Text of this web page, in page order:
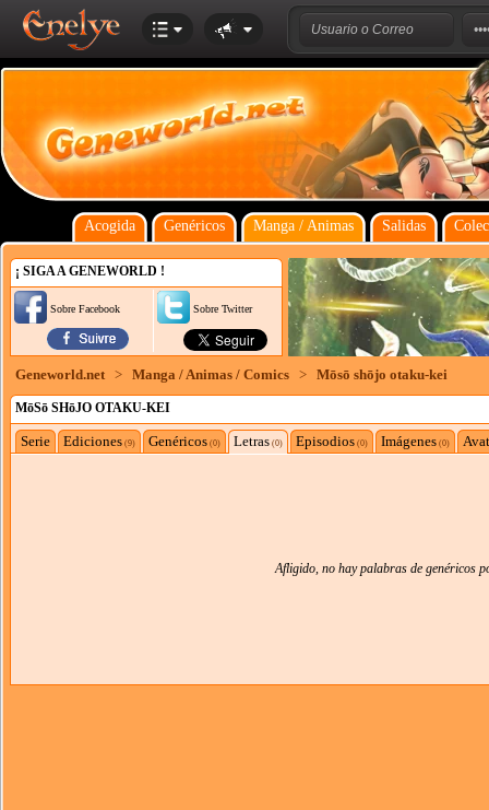
Acogida Genéricos Manga / Animas Salidas
¡ SIGA A GENEWORLD !
Sobre Facebook Sobre Twitter
Geneworld.net > Manga / Animas / Comics > Mōsō shōjo otaku-kei
MōSō SHōJO OTAKU-KEI
Serie Ediciones (9) Genéricos (0) Letras (0) Episodios (0) Imágenes (0)
Afligido, no hay palabras de genéricos